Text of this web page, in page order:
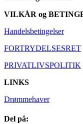
VILKÅR og
Handelsbetingelser
FORTRYDELSESRET
PRIVATLIVSPOLITIK
LINKS
Drømmehaver
Del på: